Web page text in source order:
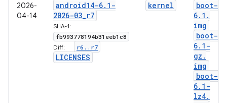
2026-
04-14
android14-6. 1-
2026-03_r7
SHA-1:
fb993778194b31eeb1c8
Diff: r6 . . r7
LICENSES
kernel
boot-
6. 1 .
img
boot-
6. 1-
gz .
img
boot-
6. 1-
lz4.